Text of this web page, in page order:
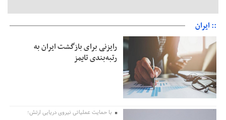
:: ایران
رایزنی برای بازگشت ایران به
رتبه‌بندی تایمز
با حمایت عملیاتی نیروی دریایی ارتش؛